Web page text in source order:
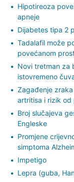
Hipotireoza
apneje
Dijabetes tipa 2
Tadalafil može
povećanom
Novi tretman za
istovremeno
Zagađenje
artritisa i rizik od
Broj slučajeva
Engleske
Promjene
simptoma
Impetigo
Lepra (guba,